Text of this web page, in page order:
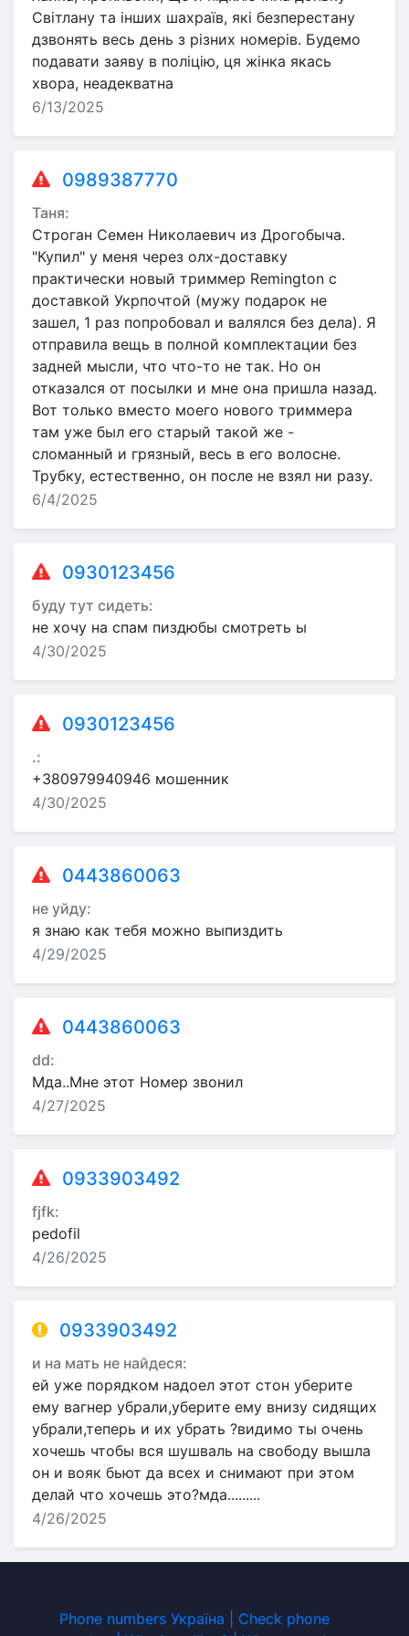
Світлану та інших шахраїв, які безперестану
дзвонять весь день з різних номерів. Будемо
подавати заяву в поліцію, ця жінка якась
хвора, неадекватна
6/13/2025
0989387770
Таня:
Строган Семен Николаевич из Дрогобыча.
"Купил" у меня через олх-доставку
практически новый триммер Remington с
доставкой Укрпочтой (мужу подарок не
зашел, 1 раз попробовал и валялся без дела). Я
отправила вещь в полной комплектации без
задней мысли, что что-то не так. Но он
отказался от посылки и мне она пришла назад.
Вот только вместо моего нового триммера
там уже был его старый такой же -
сломанный и грязный, весь в его волосне.
Трубку, естественно, он после не взял ни разу.
6/4/2025
0930123456
буду тут сидеть:
не хочу на спам пиздюбы смотреть ы
4/30/2025
0930123456
.:
+380979940946 мошенник
4/30/2025
0443860063
не уйду:
я знаю как тебя можно выпиздить
4/29/2025
0443860063
dd:
Мда..Мне этот Номер звонил
4/27/2025
0933903492
fjfk:
pedofil
4/26/2025
0933903492
и на мать не найдеся:
ей уже порядком надоел этот стон уберите
ему вагнер убрали,уберите ему внизу сидящих
убрали,теперь и их убрать ?видимо ты очень
хочешь чтобы вся шушваль на свободу вышла
он и вояк бьют да всех и снимают при этом
делай что хочешь это?мда.........
4/26/2025
Phone numbers Україна | Check phone